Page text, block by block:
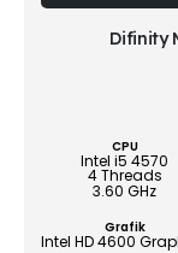
Difinity
CPU
Intel i5 4570
4 Threads
3.60 GHz
Grafik
Intel HD 4600